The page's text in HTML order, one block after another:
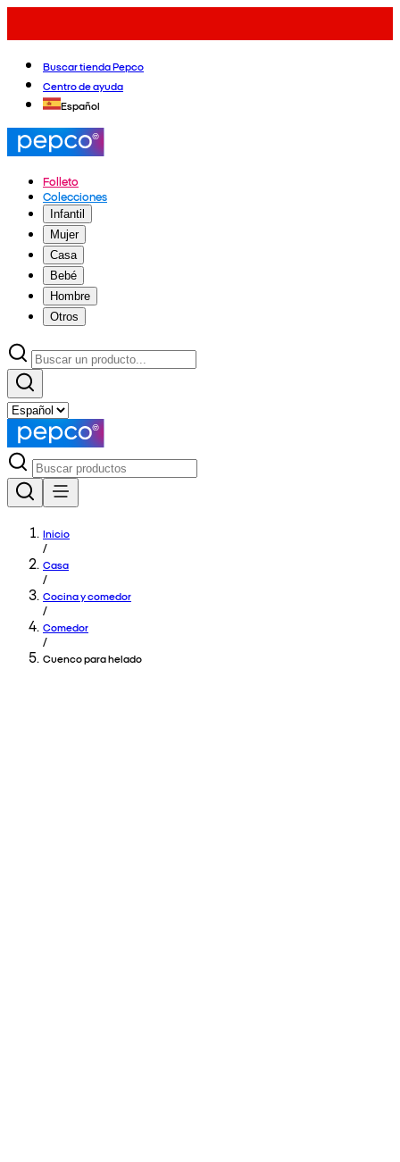
Buscar tienda Pepco
Centro de ayuda
Español
Folleto
Colecciones
Infantil
Mujer
Casa
Bebé
Hombre
Otros
Inicio
/
Casa
/
Cocina y comedor
/
Comedor
/
Cuenco para helado